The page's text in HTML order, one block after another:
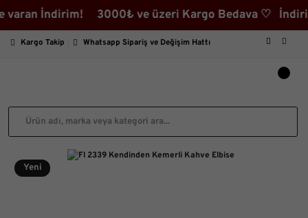
İndirim! 3000₺ ve üzeri Kargo Bedava ♡
Kargo Takip Whatsapp Sipariş ve Değişim Hattı
Yeni